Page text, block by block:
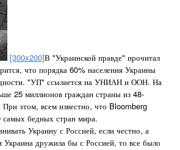
[300x200]В "Украинской правде" прочитал
что порядка 60% населения Украины
"УП" ссылается на УНИАН и ООН. На
25 миллионов граждан страны из 48-
При этом, всем известно, что Bloomberg
самых бедных стран мира.
Украину с Россией, если честно, а
Украина дружила бы с Россией, то все было